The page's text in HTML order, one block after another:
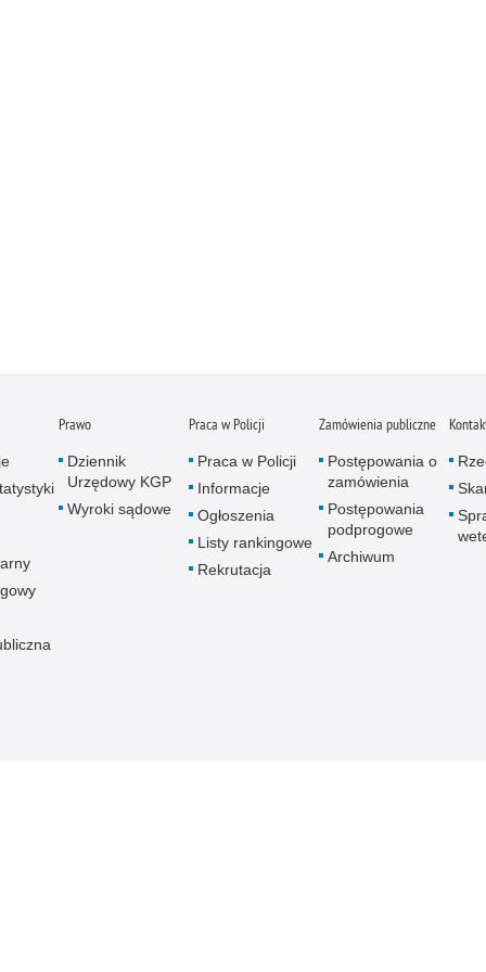
Prawo
Dziennik
Urzędowy KGP
Wyroki sądowe
Praca w Policji
Praca w Policji
Informacje
Ogłoszenia
Listy rankingowe
Rekrutacja
Zamówienia publiczne
Postępowania o
zamówienia
Postępowania
podprogowe
Archiwum